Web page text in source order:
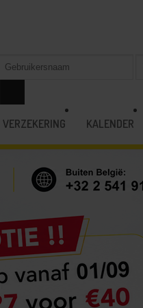
VERZEKERING KALENDER